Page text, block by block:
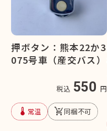
押ボタン：熊本22か3
075号車（産交バス）
税込 550 円
device_thermostat 常温 remove_shopping_cart同梱不可